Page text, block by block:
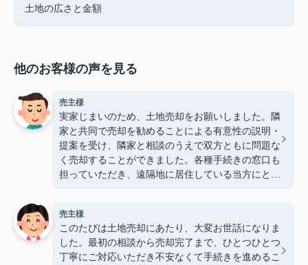
土地の広さと金額
他のお客様の声を見る
売主様
実家じまいのため、土地売却をお願いしました。隣
家と共同で売却を勧めることによる有意性の説明・
提案を受け、隣家と相談のうえで双方ともに問題な
く売却することができました。各種手続きの窓口も
担っていただき、遠隔地に居住している当方にとっ
売主様
このたびは土地売却にあたり、大変お世話になりま
した。最初の相談から売却完了まで、ひとつひとつ
丁寧にご対応いただき不安なくて手続きを進めるこ